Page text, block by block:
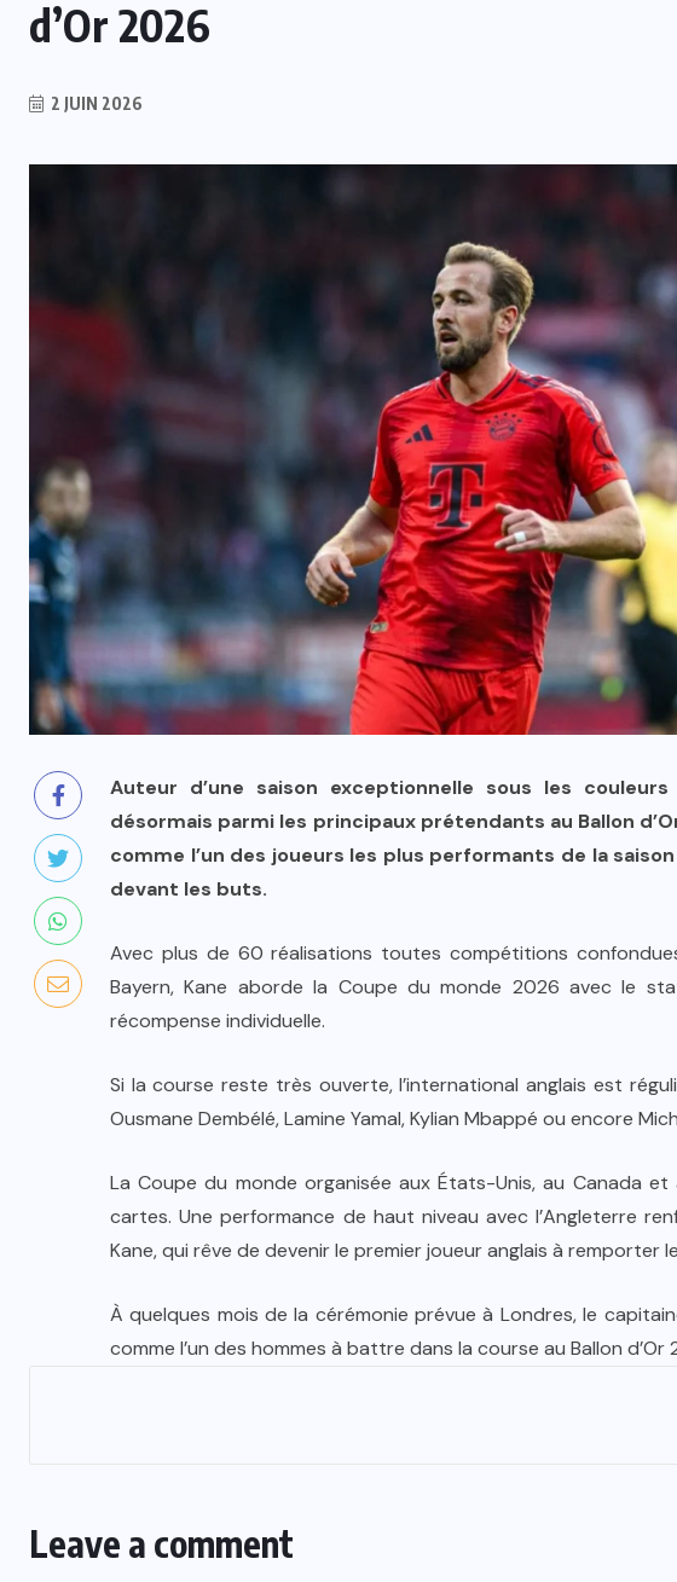
d’Or 2026
2 JUIN 2026
Auteur d’une saison exceptionnelle sous les
désormais parmi les principaux prétendants au Ballon
comme l’un des joueurs les plus performants de la
devant les buts.
Avec plus de 60 réalisations toutes compétitions
Bayern, Kane aborde la Coupe du monde 2026 avec le
récompense individuelle.
Si la course reste très ouverte, l’international anglais est
Ousmane Dembélé, Lamine Yamal, Kylian Mbappé ou encore
La Coupe du monde organisée aux États-Unis, au Canada
cartes. Une performance de haut niveau avec l’Angleterre
Kane, qui rêve de devenir le premier joueur anglais à remporter
À quelques mois de la cérémonie prévue à Londres, le
comme l’un des hommes à battre dans la course au Ballon d’Or
Leave a comment
Mercato : Monaco s’intéresse à
Romelu Lukaku, Naples prêt à le
laisser partir
7 AOÛT 2026